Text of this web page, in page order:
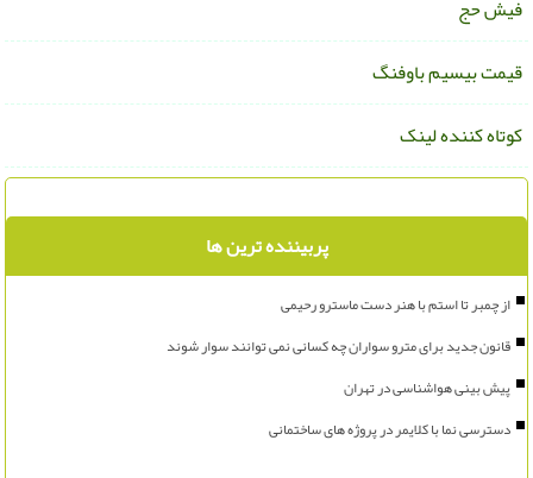
حج
بیسیم باوفنگ
کننده لینک
پربیننده ترین ها
از چمبر تا استم با هنر دست ماسترو رحیمی
قانون جدید برای مترو سواران چه کسانی نمی توانند سوار شوند
پیش بینی هواشناسی در تهران
دسترسی نما با کلایمر در پروژه های ساختمانی